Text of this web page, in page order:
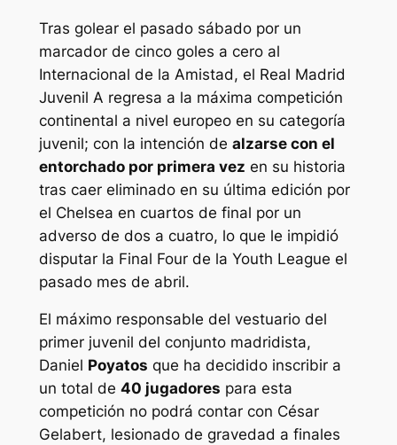
Tras golear el pasado sábado por un
marcador de cinco goles a cero al
Internacional de la Amistad, el Real Madrid
Juvenil A regresa a la máxima competición
continental a nivel europeo en su categoría
juvenil; con la intención de alzarse con el
entorchado por primera vez en su historia
tras caer eliminado en su última edición por
el Chelsea en cuartos de final por un
adverso de dos a cuatro, lo que le impidió
disputar la Final Four de la Youth League el
pasado mes de abril.
El máximo responsable del vestuario del
primer juvenil del conjunto madridista,
Daniel Poyatos que ha decidido inscribir a
un total de 40 jugadores para esta
competición no podrá contar con César
Gelabert, lesionado de gravedad a finales